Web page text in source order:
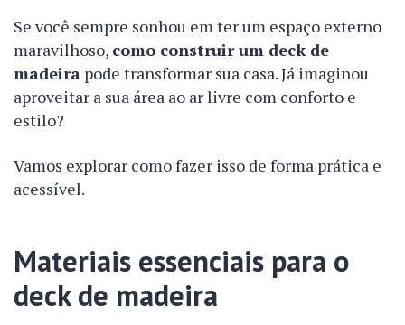
Se você sempre sonhou em ter um espaço externo
maravilhoso, como construir um deck de
madeira pode transformar sua casa. Já imaginou
aproveitar a sua área ao ar livre com conforto e
estilo?
Vamos explorar como fazer isso de forma prática e
acessível.
Materiais essenciais para o
deck de madeira